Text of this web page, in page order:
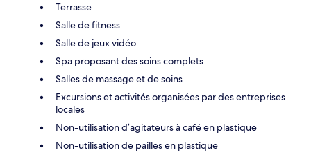
Terrasse
Salle de fitness
Salle de jeux vidéo
Spa proposant des soins complets
Salles de massage et de soins
Excursions et activités organisées par des entreprises
locales
Non-utilisation d’agitateurs à café en plastique
Non-utilisation de pailles en plastique